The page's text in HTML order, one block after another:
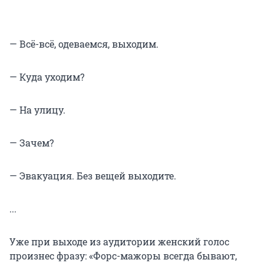
— Всё-всё, одеваемся, выходим.
— Куда уходим?
— На улицу.
— Зачем?
— Эвакуация. Без вещей выходите.
...
Уже при выходе из аудитории женский голос
произнес фразу: «Форс-мажоры всегда бывают,